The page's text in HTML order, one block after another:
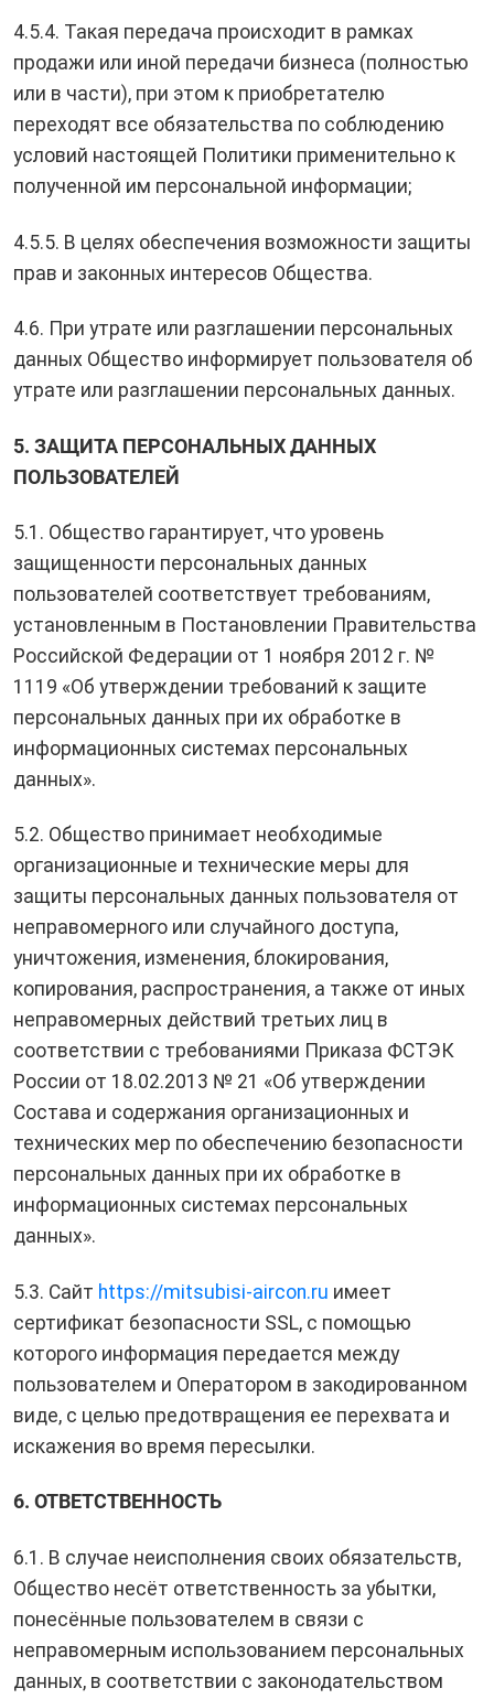
4.5.4. Такая передача происходит в рамках
продажи или иной передачи бизнеса (полностью
или в части), при этом к приобретателю
переходят все обязательства по соблюдению
условий настоящей Политики применительно к
полученной им персональной информации;
4.5.5. В целях обеспечения возможности защиты
прав и законных интересов Общества.
4.6. При утрате или разглашении персональных
данных Общество информирует пользователя об
утрате или разглашении персональных данных.
5. ЗАЩИТА ПЕРСОНАЛЬНЫХ ДАННЫХ
ПОЛЬЗОВАТЕЛЕЙ
5.1. Общество гарантирует, что уровень
защищенности персональных данных
пользователей соответствует требованиям,
установленным в Постановлении Правительства
Российской Федерации от 1 ноября 2012 г. №
1119 «Об утверждении требований к защите
персональных данных при их обработке в
информационных системах персональных
данных».
5.2. Общество принимает необходимые
организационные и технические меры для
защиты персональных данных пользователя от
неправомерного или случайного доступа,
уничтожения, изменения, блокирования,
копирования, распространения, а также от иных
неправомерных действий третьих лиц в
соответствии с требованиями Приказа ФСТЭК
России от 18.02.2013 № 21 «Об утверждении
Состава и содержания организационных и
технических мер по обеспечению безопасности
персональных данных при их обработке в
информационных системах персональных
данных».
5.3. Сайт https://mitsubisi-aircon.ru имеет
сертификат безопасности SSL, с помощью
которого информация передается между
пользователем и Оператором в закодированном
виде, с целью предотвращения ее перехвата и
искажения во время пересылки.
6. ОТВЕТСТВЕННОСТЬ
6.1. В случае неисполнения своих обязательств,
Общество несёт ответственность за убытки,
понесённые пользователем в связи с
неправомерным использованием персональных
данных, в соответствии с законодательством